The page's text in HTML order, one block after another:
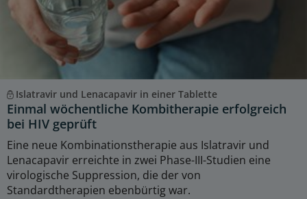
Islatravir und Lenacapavir in einer Tablette
Einmal wöchentliche Kombitherapie erfolgreich
bei HIV geprüft
Eine neue Kombinationstherapie aus Islatravir und
Lenacapavir erreichte in zwei Phase-III-Studien eine
virologische Suppression, die der von
Standardtherapien ebenbürtig war.